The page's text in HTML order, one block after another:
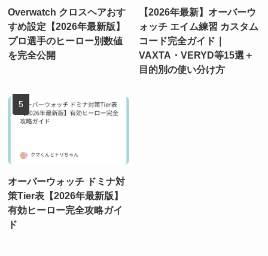
Overwatch クロスヘアおす
すめ設定【2026年最新版】
プロ選手のヒーロー別数値
を完全公開
【2026年最新】オーバーウ
ォッチ エイム練習 カスタム
コード完全ガイド｜
VAXTA・VERYD等15選＋
目的別の使い分け方
オーバーウォッチ ドミナ対
策Tier表【2026年最新版】
有効ヒーロー完全攻略ガイ
ド